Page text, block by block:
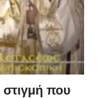
στιγμή που